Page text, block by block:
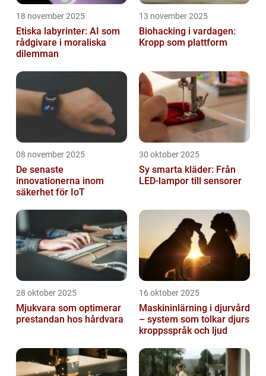
18 november 2025
Etiska labyrinter: AI som
rådgivare i moraliska
dilemman
13 november 2025
Biohacking i vardagen:
Kropp som plattform
08 november 2025
De senaste
innovationerna inom
säkerhet för IoT
30 oktober 2025
Sy smarta kläder: Från
LED-lampor till sensorer
28 oktober 2025
Mjukvara som optimerar
prestandan hos hårdvara
16 oktober 2025
Maskininlärning i djurvård
– system som tolkar djurs
kroppsspråk och ljud